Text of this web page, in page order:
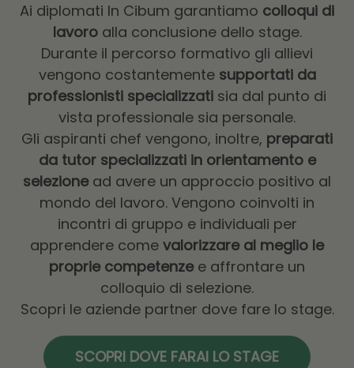
Ai diplomati In Cibum garantiamo colloqui di
lavoroalla conclusione dello stage.
Durante il percorso formativo gli allievi
vengono costantementesupportati da
professionisti specializzati sia dal punto di
vista professionale sia personale.
Gli aspiranti chef vengono, inoltre, preparati
da tutor specializzati in orientamento e
selezionead avere un approccio positivo al
mondo del lavoro. Vengono coinvolti in
incontri di gruppo e individuali per
apprendere come valorizzare al meglio le
proprie competenzee affrontare un
colloquio di selezione.
Scopri le aziende partner dove fare lo stage.
SCOPRI DOVE FARAI LO STAGE